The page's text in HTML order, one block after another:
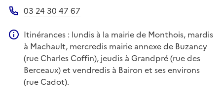
03 24 30 47 67
Information complémentaire
Itinérances : lundis à la mairie de Monthois, mardis
à Machault, mercredis mairie annexe de Buzancy
(rue Charles Coffin), jeudis à Grandpré (rue des
Berceaux) et vendredis à Bairon et ses environs
(rue Cadot).